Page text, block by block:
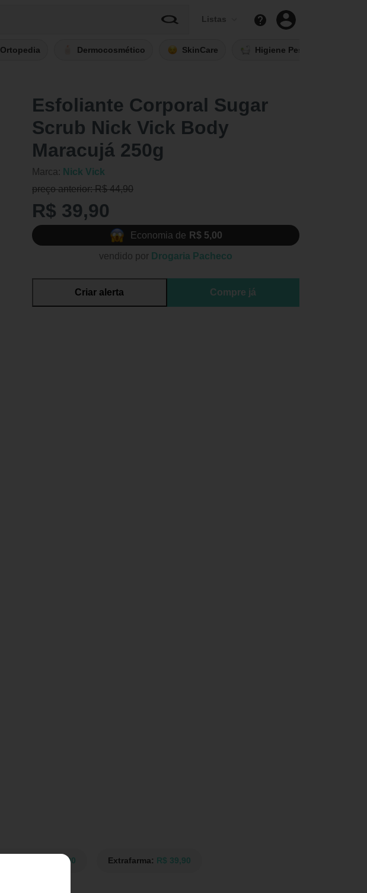
Listas
Ortopedia Dermocosmético SkinCare Higiene Pessoal
Esfoliante Corporal Sugar
Scrub Nick Vick Body
Maracujá 250g
Marca: Nick Vick
preço anterior: R$ 44,90
R$ 39,90
Economia de R$ 5,00
vendido por Drogaria Pacheco
Criar alerta Compre já
R$ 39,90 Extrafarma: R$ 39,90